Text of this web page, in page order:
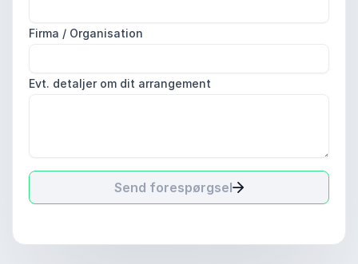
Firma / Organisation
Evt. detaljer om dit arrangement
Send forespørgsel